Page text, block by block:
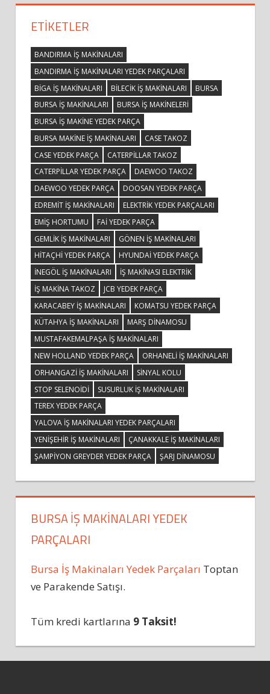
ETIKETLER
BANDIRMA IŞ MAKINALARI
BANDIRMA IŞ MAKINALARI YEDEK PARÇALARI
BIGA IŞ MAKINALARI
BILECIK IŞ MAKINALARI
BURSA
BURSA IŞ MAKINALARI
BURSA IŞ MAKINELERI
BURSA IŞ MAKINE YEDEK PARÇA
BURSA MAKINE IŞ MAKINALARI
CASE TAKOZ
CASE YEDEK PARÇA
CATERPILLAR TAKOZ
CATERPILLAR YEDEK PARÇA
DAEWOO TAKOZ
DAEWOO YEDEK PARÇA
DOOSAN YEDEK PARÇA
EDREMIT IŞ MAKINALARI
ELEKTRIK YEDEK PARÇALARI
EMIŞ HORTUMU
FAI YEDEK PARÇA
GEMLIK IŞ MAKINALARI
GÖNEN IŞ MAKINALARI
HITAÇHI YEDEK PARÇA
HYUNDAI YEDEK PARÇA
INEGÖL IŞ MAKINALARI
IŞ MAKINASI ELEKTRIK
IŞ MAKINA TAKOZ
JCB YEDEK PARÇA
KARACABEY IŞ MAKINALARI
KOMATSU YEDEK PARÇA
KÜTAHYA IŞ MAKINALARI
MARŞ DINAMOSU
MUSTAFAKEMALPAŞA IŞ MAKINALARI
NEW HOLLAND YEDEK PARÇA
ORHANELI IŞ MAKINALARI
ORHANGAZI IŞ MAKINALARI
SINYAL KOLU
STOP SELENOIDI
SUSURLUK IŞ MAKINALARI
TEREX YEDEK PARÇA
YALOVA IŞ MAKINALARI YEDEK PARÇALARI
YENIŞEHIR IŞ MAKINALARI
ÇANAKKALE IŞ MAKINALARI
ŞAMPIYON GREYDER YEDEK PARÇA
ŞARJ DINAMOSU
BURSA İŞ MAKINALARI YEDEK
PARÇALARI
Bursa İş Makinaları Yedek Parçaları Toptan
ve Parakende Satışı.
Tüm kredi kartlarına 9 Taksit!